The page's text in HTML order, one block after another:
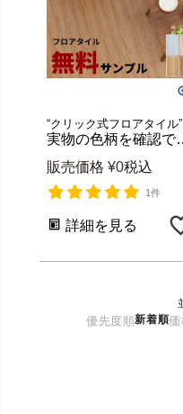
実物の色柄を確認できるフロアタイ
販売価格 ¥0税込
1件
詳細を見る
優先度順新着順